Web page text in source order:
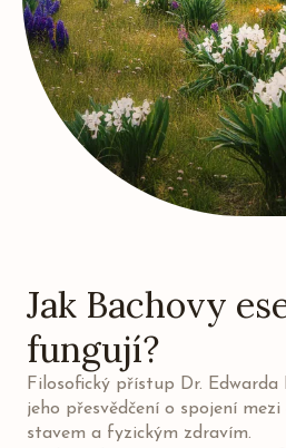
Jak Bachovy
fungují?
Filosofický přístup Dr. Edwarda
jeho přesvědčení o spojení mezi
stavem a fyzickým zdravím.